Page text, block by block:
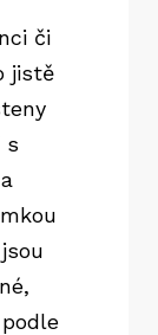
či
jistě
s